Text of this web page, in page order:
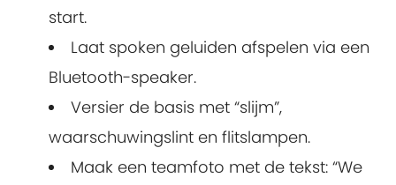
start.
Laat spoken geluiden afspelen via een
Bluetooth-speaker.
Versier de basis met “slijm”,
waarschuwingslint en flitslampen.
Maak een teamfoto met de tekst: “We